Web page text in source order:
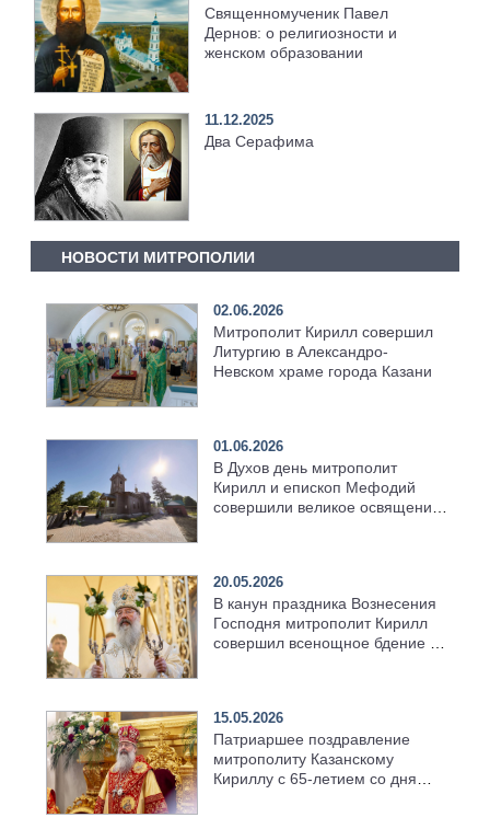
Священномученик Павел
Дернов: о религиозности и
женском образовании
11.12.2025
Два Серафима
НОВОСТИ МИТРОПОЛИИ
02.06.2026
Митрополит Кирилл совершил
Литургию в Александро-
Невском храме города Казани
01.06.2026
В Духов день митрополит
Кирилл и епископ Мефодий
совершили великое освящение
20.05.2026
В канун праздника Вознесения
Господня митрополит Кирилл
совершил всенощное бдение в
15.05.2026
Патриаршее поздравление
митрополиту Казанскому
Кириллу с 65-летием со дня